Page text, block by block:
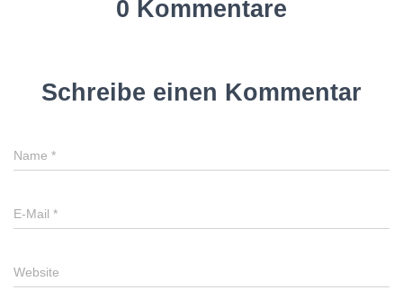
0 Kommentare
Schreibe einen Kommentar
Name *
E-Mail *
Website